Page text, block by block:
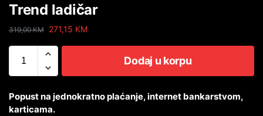
Trend ladičar
319,00KM 271,15 KM
Dodaj u korpu
Popust na jednokratno plaćanje, internet bankarstvom,
karticama.